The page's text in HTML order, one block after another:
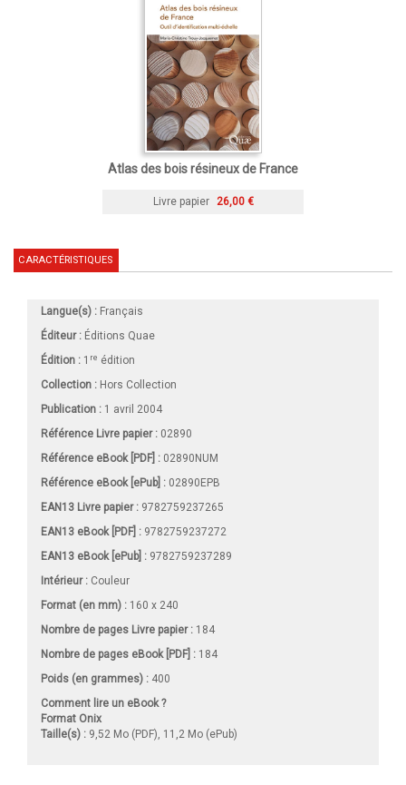
Atlas des bois résineux de France
Livre papier 26,00 €
CARACTÉRISTIQUES
Langue(s) : Français
Éditeur : Éditions Quae
Édition : 1 re édition
Collection : Hors Collection
Publication : 1 avril 2004
Référence Livre papier : 02890
Référence eBook [PDF] : 02890NUM
Référence eBook [ePub] : 02890EPB
EAN13 Livre papier : 9782759237265
EAN13 eBook [PDF] : 9782759237272
EAN13 eBook [ePub] : 9782759237289
Intérieur : Couleur
Format (en mm) : 160 x 240
Nombre de pages Livre papier: 184
Nombre de pages eBook [PDF] : 184
Poids (en grammes) : 400
Comment lire un eBook ?
Format Onix
Taille(s) : 9,52 Mo (PDF), 11,2 Mo (ePub)